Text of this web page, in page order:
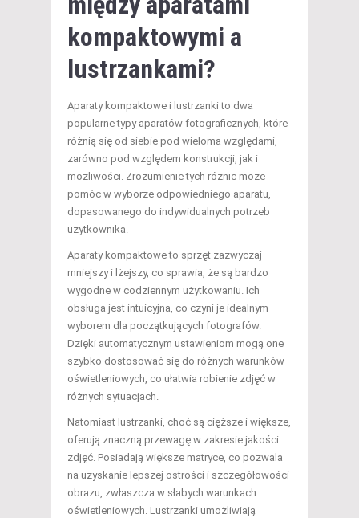
kompaktowymi a
lustrzankami?
Aparaty kompaktowe i lustrzanki to dwa
popularne typy aparatów fotograficznych, które
różnią się od siebie pod wieloma względami,
zarówno pod względem konstrukcji, jak i
możliwości. Zrozumienie tych różnic może
pomóc w wyborze odpowiedniego aparatu,
dopasowanego do indywidualnych potrzeb
użytkownika.
Aparaty kompaktowe to sprzęt zazwyczaj
mniejszy i lżejszy, co sprawia, że są bardzo
wygodne w codziennym użytkowaniu. Ich
obsługa jest intuicyjna, co czyni je idealnym
wyborem dla początkujących fotografów.
Dzięki automatycznym ustawieniom mogą one
szybko dostosować się do różnych warunków
oświetleniowych, co ułatwia robienie zdjęć w
różnych sytuacjach.
Natomiast lustrzanki, choć są cięższe i większe,
oferują znaczną przewagę w zakresie jakości
zdjęć. Posiadają większe matryce, co pozwala
na uzyskanie lepszej ostrości i szczegółowości
obrazu, zwłaszcza w słabych warunkach
oświetleniowych. Lustrzanki umożliwiają